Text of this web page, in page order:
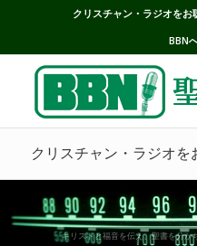
クリスチャン・ラジオをお
BBN
クリスチャン・ラジオを
キリストと福音を伝え、聖書を分か